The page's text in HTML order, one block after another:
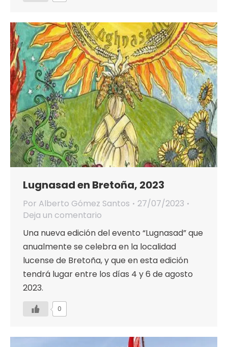
Lugnasad en Bretoña, 2023
Por Alberto Gómez Santos
27/07/2023
Deja un comentario
Una nueva edición del evento “Lugnasad” que
anualmente se celebra en la localidad
lucense de Bretoña, y que en esta edición
tendrá lugar entre los días 4 y 6 de agosto
2023.
0